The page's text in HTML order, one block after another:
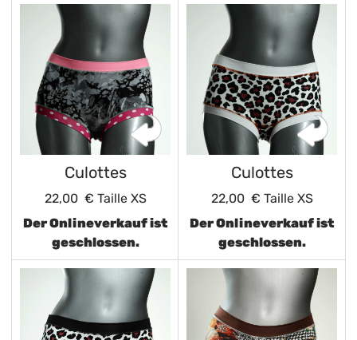
Culottes
22,00 € Taille XS
Der Onlineverkauf ist
geschlossen.
Culottes
22,00 € Taille XS
Der Onlineverkauf ist
geschlossen.